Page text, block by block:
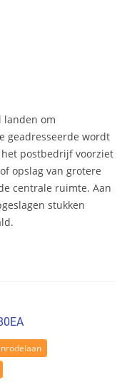
landen om
geadresseerde wordt
postbedrijf voorziet
opslag van grotere
centrale ruimte. Aan
stukken